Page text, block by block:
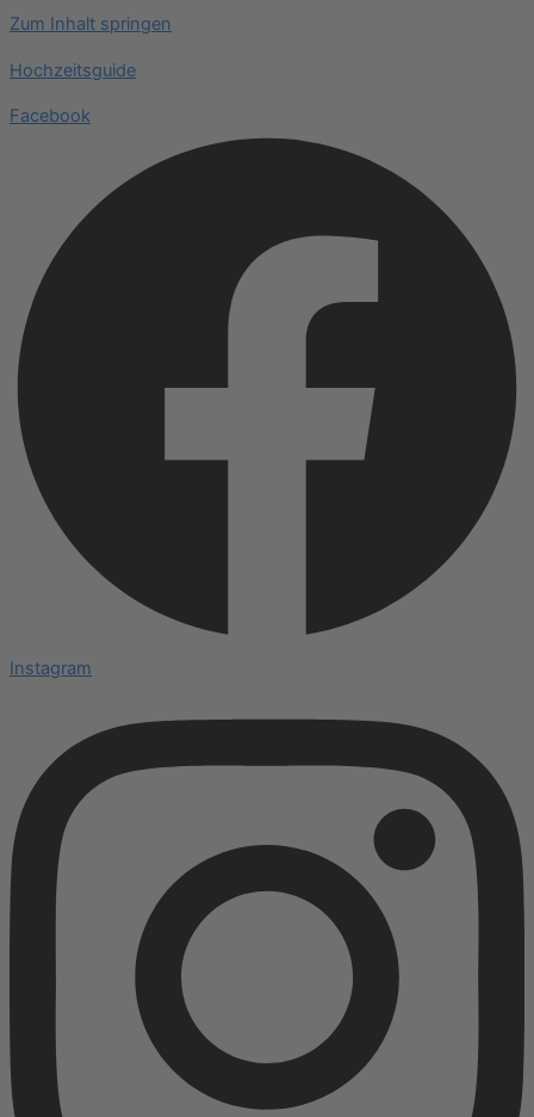
Zum Inhalt springen
Hochzeitsguide
Facebook
Instagram